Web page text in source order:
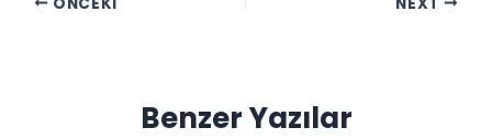
Benzer Yazılar